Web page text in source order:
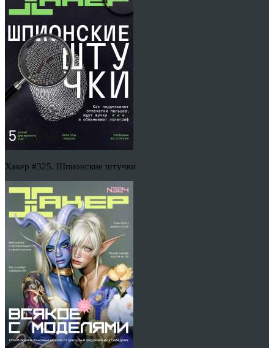
Хакер #325. Шпионские штучки